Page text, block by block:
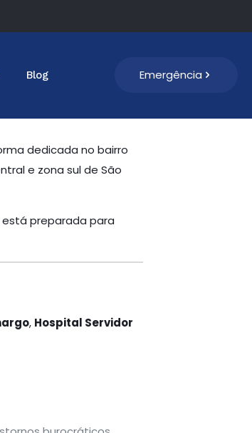
Blog Emergência
dedicada no bairro
e zona sul de São
preparada para
, Hospital Servidor